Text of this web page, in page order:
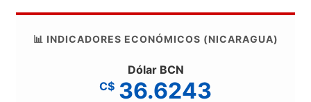
📊 INDICADORES ECONÓMICOS (NICARAGUA)
Dólar BCN
C$ 36.6243